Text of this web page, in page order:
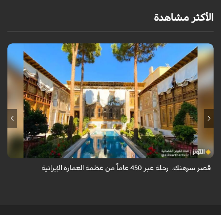
الأكثر مشاهدة
يقع قصر سرهنك في أصفهان، الذي يمتد عمره إلى 450 عاماً، ليكون سرداً حياً
لأربعة عصور تاريخية وشاهداً على عبق العمارة الإيرانية.
قصر سرهنك.. رحلة عبر 450 عاماً من عظمة العمارة الإيرانية